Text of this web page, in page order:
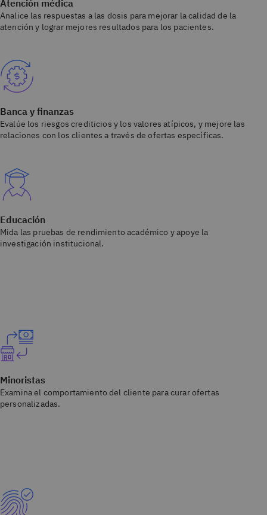
Atención médica
Analice las respuestas a las dosis para mejorar la calidad de la
atención y lograr mejores resultados para los pacientes.
Banca y finanzas
Evalúe los riesgos crediticios y los valores atípicos, y mejore las
relaciones con los clientes a través de ofertas específicas.
Educación
Mida las pruebas de rendimiento académico y apoye la
investigación institucional.
Minoristas
Examina el comportamiento del cliente para curar ofertas
personalizadas.